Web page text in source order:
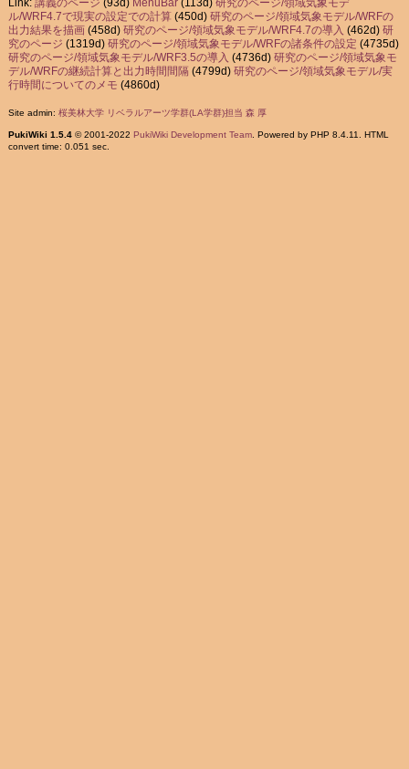
Link: 講義のページ (93d) MenuBar(113d) 研究のページ/領域気象モデ
ル/WRF4.7で現実の設定での計算(450d) 研究のページ/領域気象モデル/WRFの
出力結果を描画(458d) 研究のページ/領域気象モデル/WRF4.7の導入 (462d) 研
究のページ (1319d) 研究のページ/領域気象モデル/WRFの諸条件の設定 (4735d)
研究のページ/領域気象モデル/WRF3.5の導入 (4736d) 研究のページ/領域気象モ
デル/WRFの継続計算と出力時間間隔 (4799d) 研究のページ/領域気象モデル/実
行時間についてのメモ (4860d)
Site admin: 桜美林大学 リベラルアーツ学群(LA学群)担当 森 厚
PukiWiki 1.5.4© 2001-2022 PukiWiki Development Team. Powered by PHP 8.4.11. HTML
convert time: 0.051 sec.